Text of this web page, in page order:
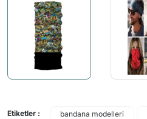
Etiketler : bandana modelleri